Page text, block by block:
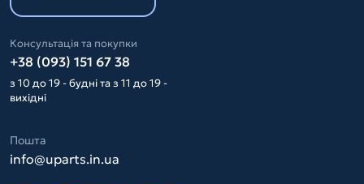
Консультація та покупки
+38 (093) 151 67 38
з 10 до 19 - будні та з 11 до 19 -
вихідні
Пошта
info@uparts.in.ua